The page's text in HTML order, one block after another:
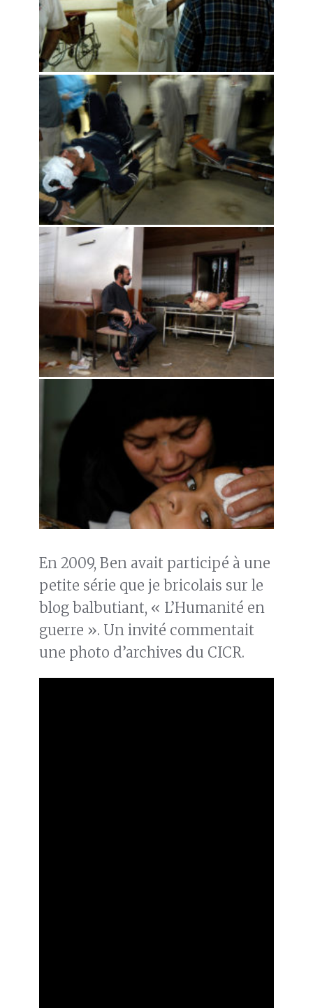
En 2009, Ben avait participé à une
petite série que je bricolais sur le
blog balbutiant, « L’Humanité en
guerre ». Un invité commentait
une photo d’archives du CICR.